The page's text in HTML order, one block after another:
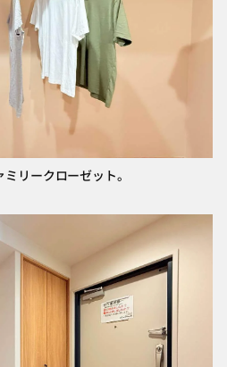
リークローゼット。